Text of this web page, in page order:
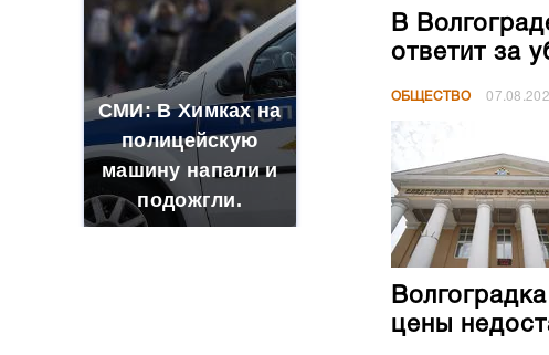
СМИ: В Химках на
полицейскую
машину напали и
подожгли.
В
ответит за
ОБЩЕСТВО
цены